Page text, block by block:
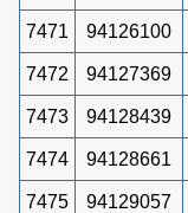
7471 94126100
7472 94127369
7473 94128439
7474 94128661
7475 94129057